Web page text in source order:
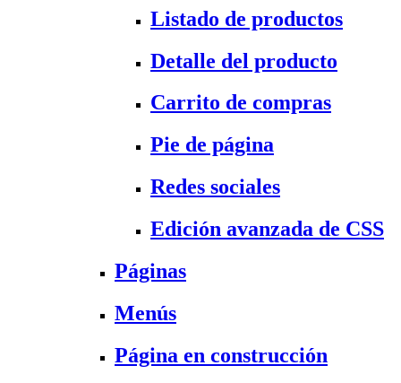
Listado de productos
Detalle del producto
Carrito de compras
Pie de página
Redes sociales
Edición avanzada de CSS
Páginas
Menús
Página en construcción